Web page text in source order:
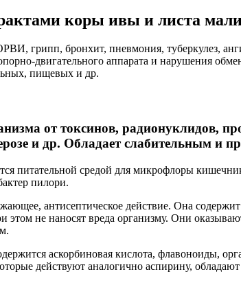
коры ивы и листа
грипп, бронхит, пневмония, туберкулез,
двигательного аппарата и нарушения
пищевых и др.
от токсинов, радионуклидов,
и др. Обладает слабительным и
питательной средой для микрофлоры
пилори.
антисептическое действие. Она
этом не наносят вреда организму. Они
аскорбиновая кислота, флавоноиды,
действуют аналогично аспирину,